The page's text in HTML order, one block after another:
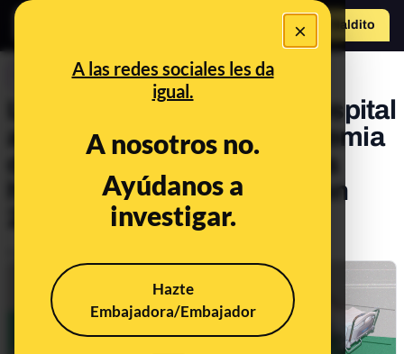
×
A las redes sociales les da
igual.
A nosotros no.
Ayúdanos a
investigar.
Hazte
Embajadora/Embajador
Hazte Maldito
CONTROL DEL PODER
Los datos de capacidad hospital
a hospital: durante la pandemia
de coronavirus ha llegado a
haber 11.000 camas UCI; en
2019 eran 5.000